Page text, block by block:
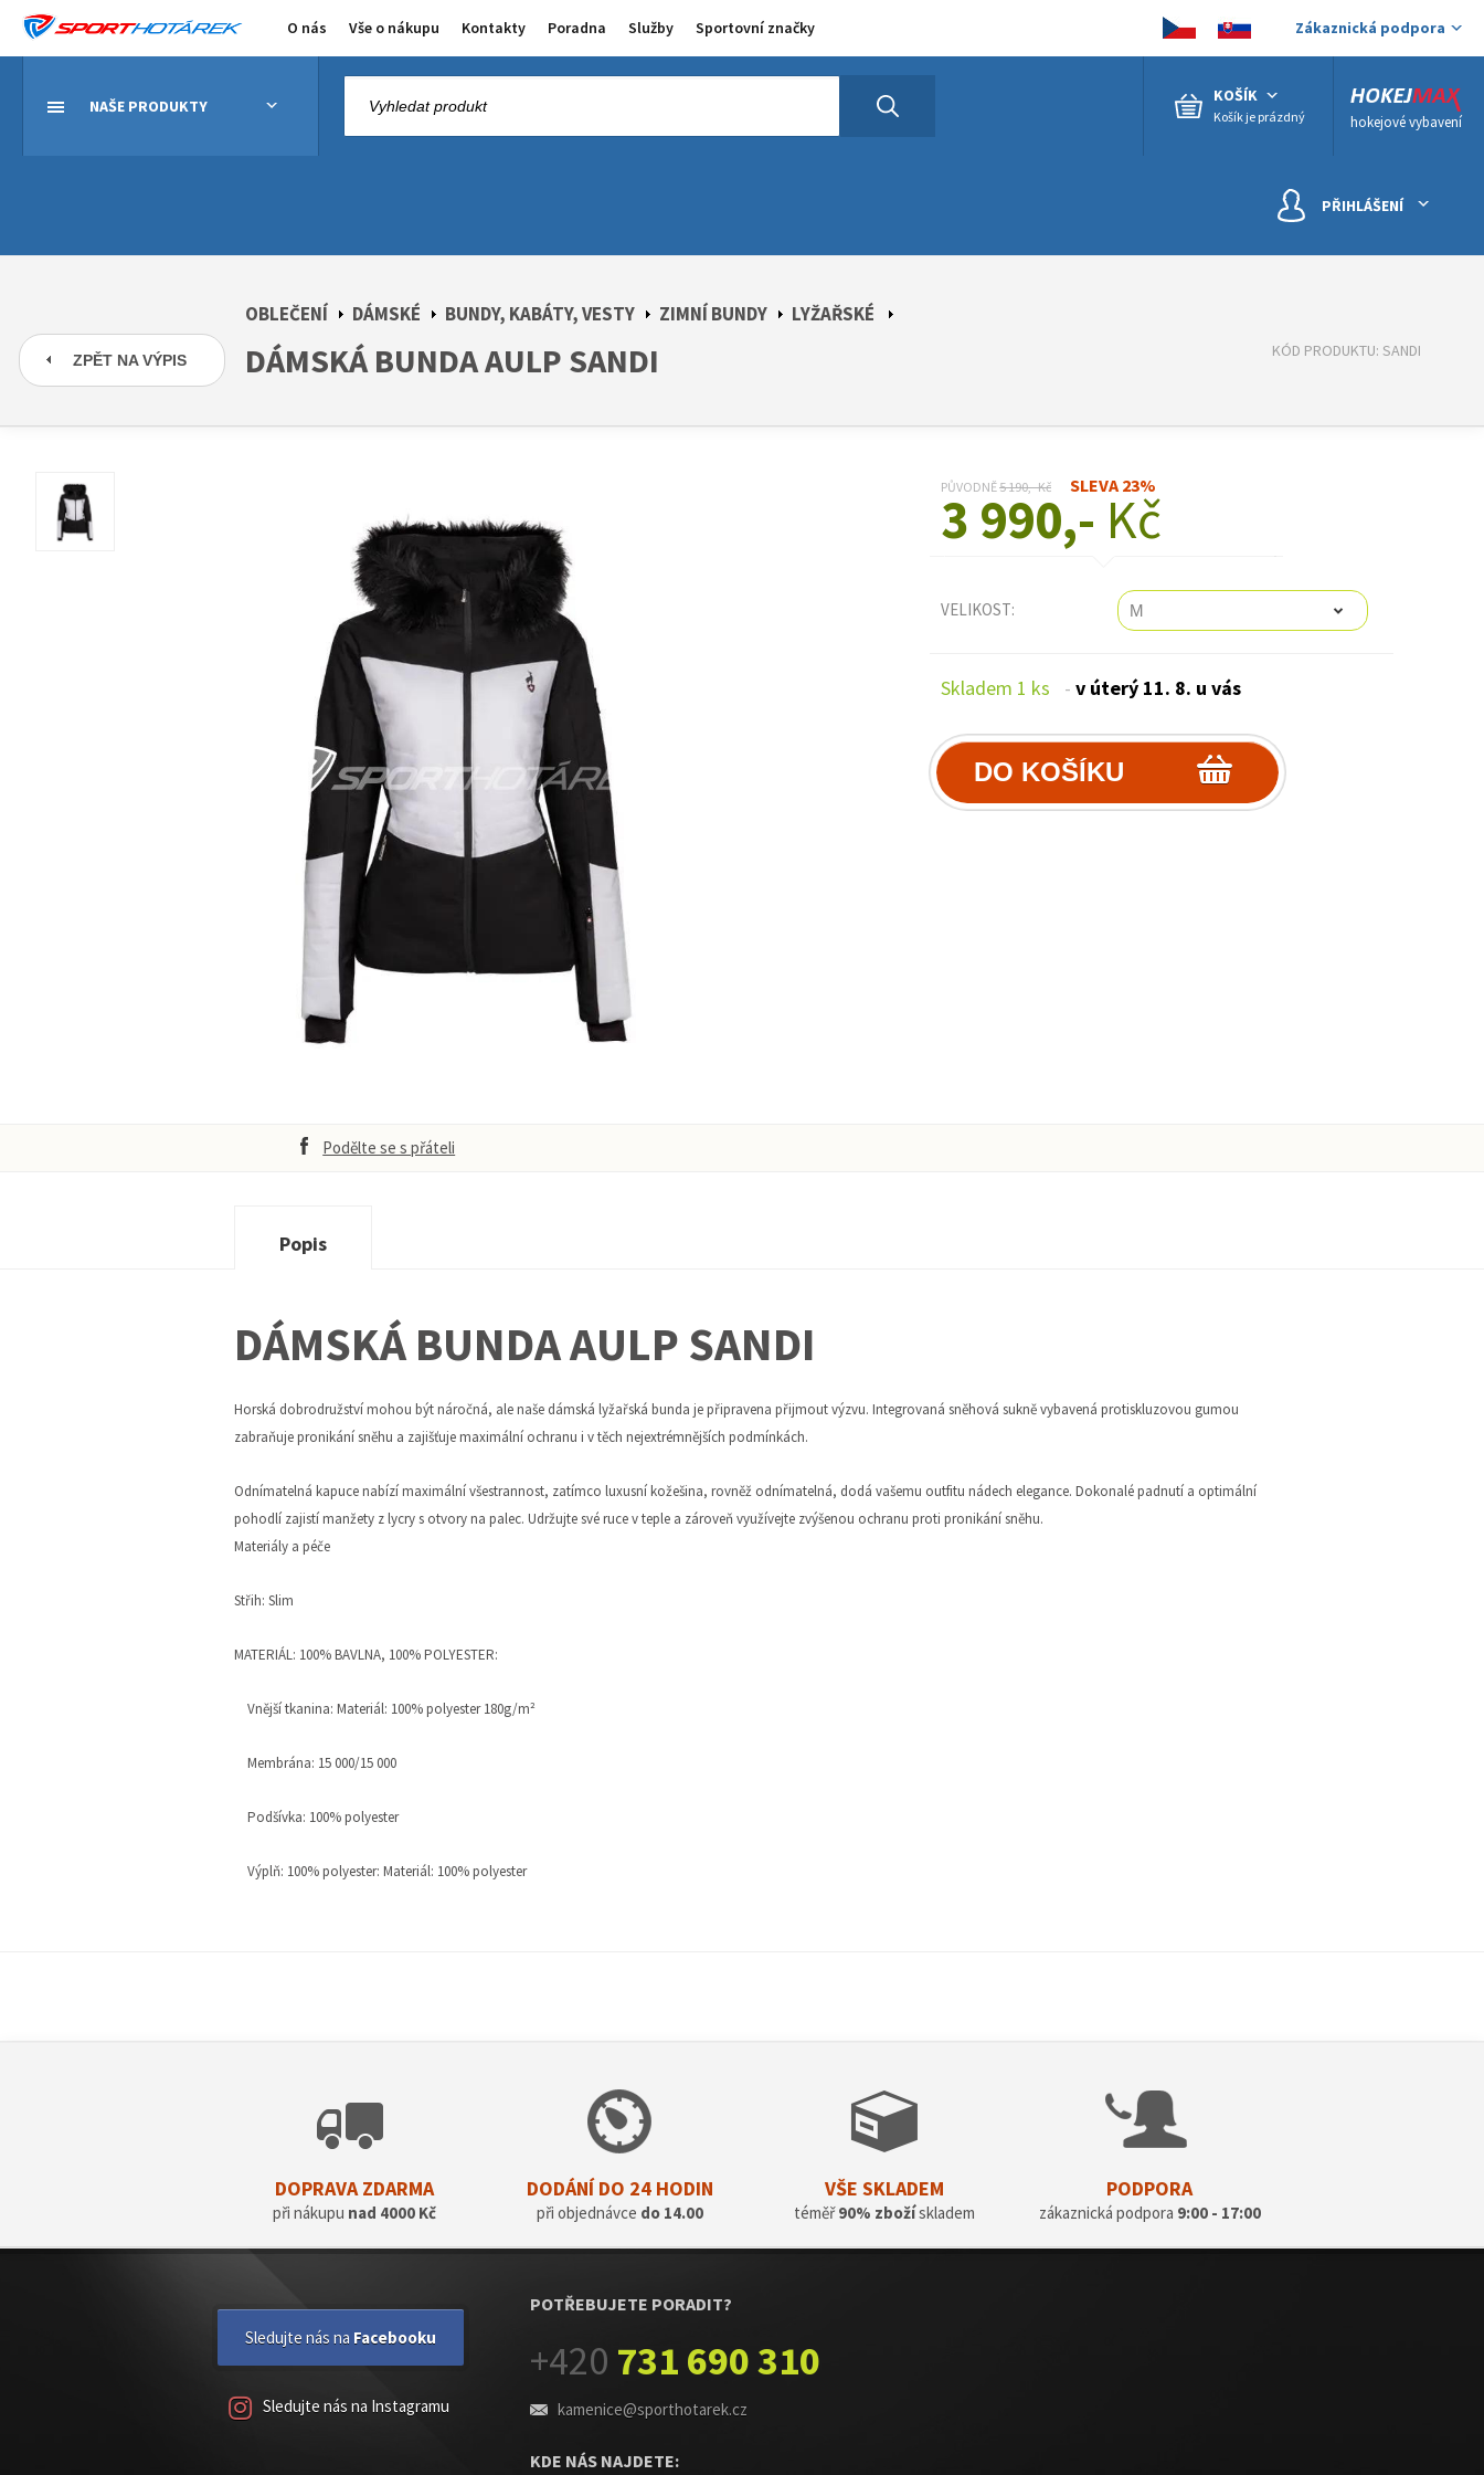
O nás Vše o nákupu Kontakty Poradna Služby Sportovní značky Zákaznická podpora
NAŠE PRODUKTY
hokejové vybavení
KOŠÍK
Košík je prázdný
PŘIHLÁŠENÍ
ZPĚT NA VÝPIS
OBLEČENÍ DÁMSKÉ BUNDY, KABÁTY, VESTY ZIMNÍ BUNDY LYŽAŘSKÉ
DÁMSKÁ BUNDA AULP SANDI KÓD PRODUKTU: SANDI
PŮVODNĚ5 190,- Kč SLEVA 23%
3 990,- Kč
VELIKOST:
Skladem 1 ks - v úterý 11. 8. u vás
Podělte se s přáteli
Popis
DÁMSKÁ BUNDA AULP SANDI
Horská dobrodružství mohou být náročná, ale naše dámská lyžařská bunda je připravena přijmout výzvu. Integrovaná sněhová sukně vybavená protiskluzovou gumou
zabraňuje pronikání sněhu a zajišťuje maximální ochranu i v těch nejextrémnějších podmínkách.
Odnímatelná kapuce nabízí maximální všestrannost, zatímco luxusní kožešina, rovněž odnímatelná, dodá vašemu outfitu nádech elegance. Dokonalé padnutí a optimální
pohodlí zajistí manžety z lycry s otvory na palec. Udržujte své ruce v teple a zároveň využívejte zvýšenou ochranu proti pronikání sněhu.
Materiály a péče
Střih: Slim
MATERIÁL: 100% BAVLNA, 100% POLYESTER:
Vnější tkanina: Materiál: 100% polyester 180g/m²
Membrána: 15 000/15 000
Podšívka: 100% polyester
Výplň: 100% polyester: Materiál: 100% polyester
DOPRAVA ZDARMA
při nákupu nad 4000 Kč
DODÁNÍ DO 24 HODIN
při objednávce do 14.00
VŠE SKLADEM
téměř90% zbožískladem
PODPORA
zákaznická podpora 9:00 - 17:00
Sledujte nás na Facebooku
Sledujte nás na Instagramu
POTŘEBUJETE PORADIT?
+420 731 690 310
kamenice@sporthotarek.cz
KDE NÁS NAJDETE: